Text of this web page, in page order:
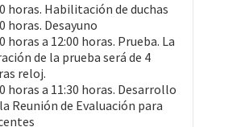
horas. Habilitación de duchas
horas. Desayuno
horas a 12:00 horas. Prueba. La
de la prueba será de 4
reloj.
horas a 11:30 horas. Desarrollo
Reunión de Evaluación para